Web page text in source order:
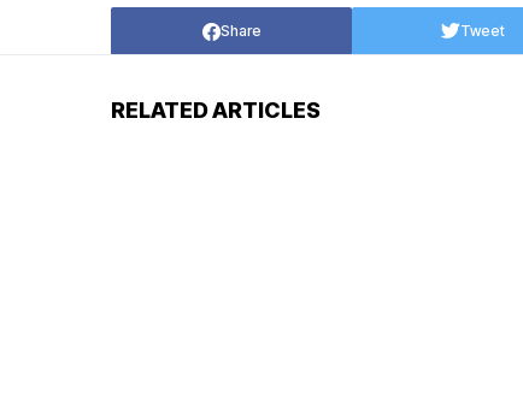
Share Tweet
RELATED ARTICLES